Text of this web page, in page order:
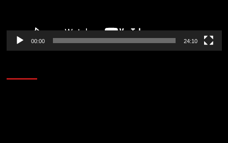
00:00 24:10